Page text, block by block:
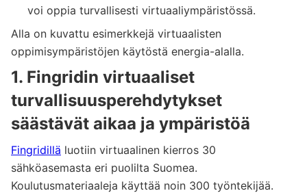
voi oppia turvallisesti virtuaaliympäristössä.
Alla on kuvattu esimerkkejä virtuaalisten
oppimisympäristöjen käytöstä energia-alalla.
1. Fingridin virtuaaliset
turvallisuusperehdytykset
säästävät aikaa ja ympäristöä
Fingridillä luotiin virtuaalinen kierros 30
sähköasemasta eri puolilta Suomea.
Koulutusmateriaaleja käyttää noin 300 työntekijää.